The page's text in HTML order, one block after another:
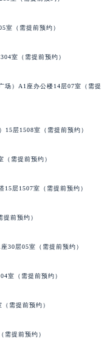
室（需提前预约）
室（需提前预约）
场）A1座办公楼14层07室（需提
15层1508室（需提前预约）
需提前预约）
层1507室（需提前预约）
前预约）
30层05室（需提前预约）
室（需提前预约）
需提前预约）
需提前预约）